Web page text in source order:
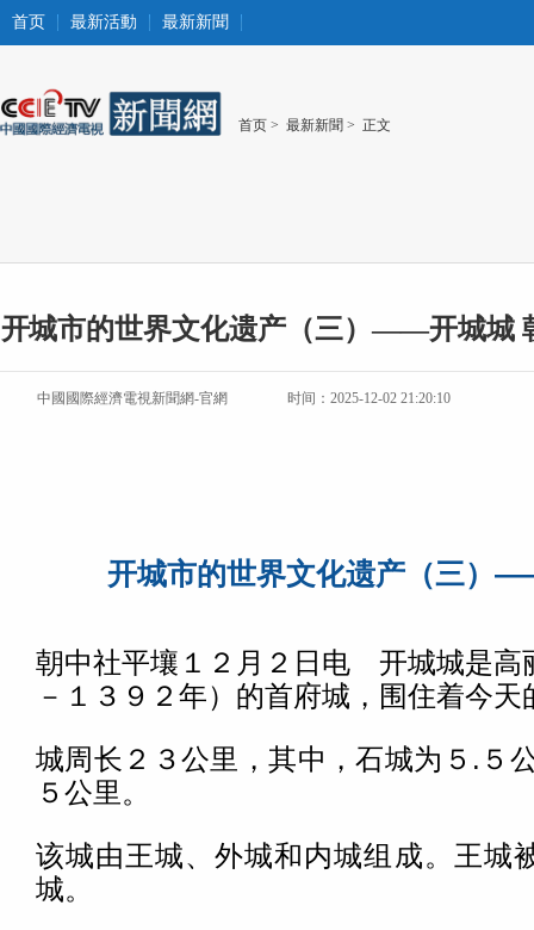
首页 最新活動 最新新聞
首页 > 最新新聞 > 正文
开城市的世界文化遗产（三）——开城城
中國國際經濟電視新聞網-官網 时间：2025-12-02 21:20:10
开城市的世界文化遗产（三）
朝中社平壤１２月２日电 开城城是高
－１３９２年）的首府城，围住着今天
城周长２３公里，其中，石城为５.５
５公里。
该城由王城、外城和内城组成。王城
城。